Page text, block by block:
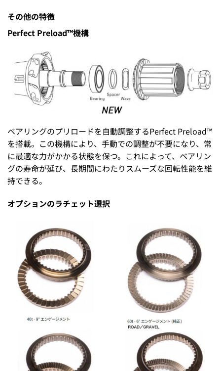
その他の特徴
Perfect Preload™機構
ベアリングのプリロードを自動調整するPerfect Preload™
を搭載。この機構により、手動での調整が不要になり、常
に最適な力がかかる状態を保つ。これによって、ベアリン
グの寿命が延び、長期間にわたりスムーズな回転性能を維
持できる。
オプションのラチェット選択